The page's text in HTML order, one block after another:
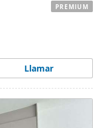
Llamar
PREMIUM